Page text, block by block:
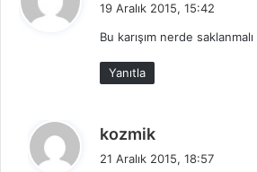
i
19 Aralık 2015, 15:42
Bu karışım nerde saklanmalı
Yanıtla
kozmik
21 Aralık 2015, 18:57